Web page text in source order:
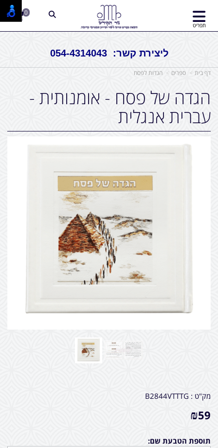
ליצירת קשר: 054-4314043
תפריט
0
דף בית ספרים הגדות לפסח
הגדה של פסח - אומנותית -
עברית אנגלית
מק"ט : B2844VTTTG
₪59
תוספת הטבעת שם: